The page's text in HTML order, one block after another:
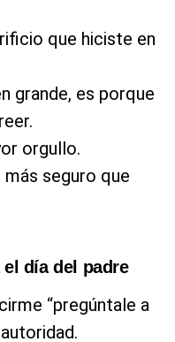
que hiciste en
grande, es porque
orgullo.
seguro que
día del padre
“pregúntale a